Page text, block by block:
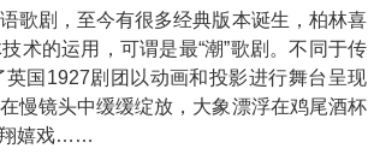
歌剧，至今有很多经典版本诞生，柏林喜
术的运用，可谓是最“潮”歌剧。不同于传
国1927剧团以动画和投影进行舞台呈现
慢镜头中缓缓绽放，大象漂浮在鸡尾酒杯
翔嬉戏……